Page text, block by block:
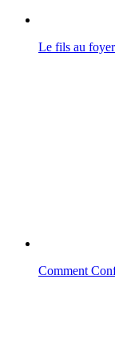
Le fils au
Comment